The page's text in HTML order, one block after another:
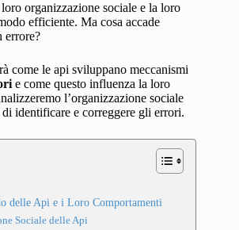
organizzazione sociale e la loro
efficiente. Ma cosa accade
errore?
come le api sviluppano meccanismi
e come questo influenza la loro
l’organizzazione sociale
identificare e correggere gli errori.
delle Api e i Loro Comportamenti
Sociale delle Api